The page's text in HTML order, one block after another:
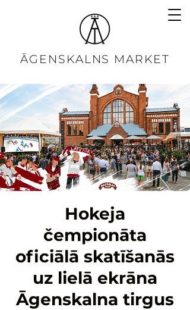
ĀGENSKALNS MARKET
Hokeja
čempionāta
oficiālā skatīšanās
uz lielā ekrāna
Āgenskalna tirgus